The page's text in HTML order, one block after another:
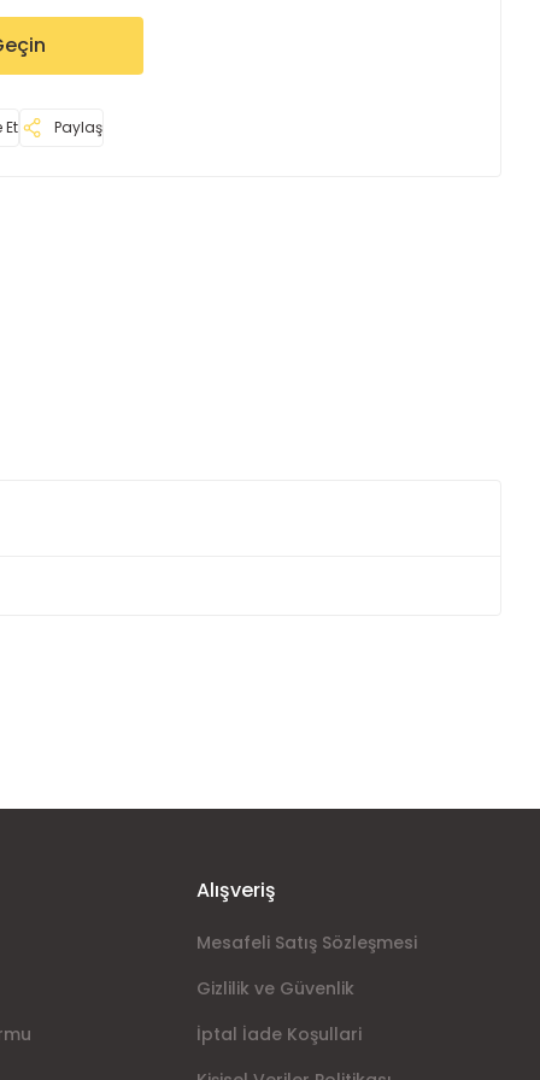
Et Paylaş
Alışveriş
Mesafeli Satış Sözleşmesi
Gizlilik ve Güvenlik
İptal İade Koşullari